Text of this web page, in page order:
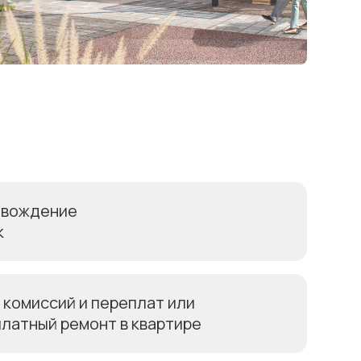
и переплат или
ремонт в квартире